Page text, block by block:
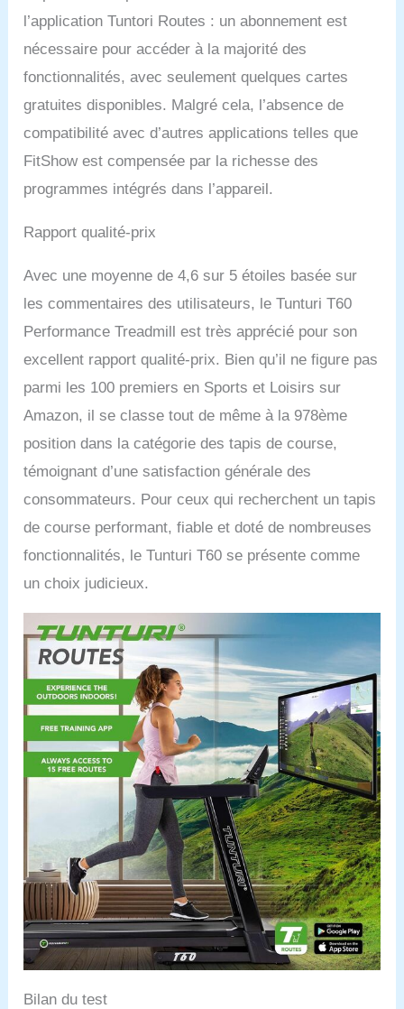
l’application Tuntori Routes : un abonnement est
nécessaire pour accéder à la majorité des
fonctionnalités, avec seulement quelques cartes
gratuites disponibles. Malgré cela, l’absence de
compatibilité avec d’autres applications telles que
FitShow est compensée par la richesse des
programmes intégrés dans l’appareil.
Rapport qualité-prix
Avec une moyenne de 4,6 sur 5 étoiles basée sur
les commentaires des utilisateurs, le Tunturi T60
Performance Treadmill est très apprécié pour son
excellent rapport qualité-prix. Bien qu’il ne figure pas
parmi les 100 premiers en Sports et Loisirs sur
Amazon, il se classe tout de même à la 978ème
position dans la catégorie des tapis de course,
témoignant d’une satisfaction générale des
consommateurs. Pour ceux qui recherchent un tapis
de course performant, fiable et doté de nombreuses
fonctionnalités, le Tunturi T60 se présente comme
un choix judicieux.
Bilan du test